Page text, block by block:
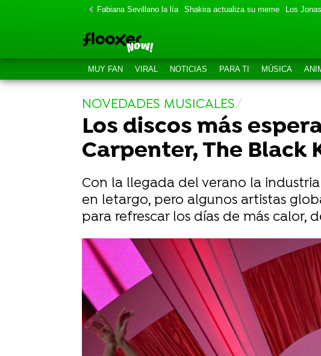
Fabiana Sevillano la lía Shakira actualiza su meme Los
MUY FAN VIRAL NOTICIAS PARA TI MÚSICA
NOVEDADES MUSICALES
Los discos más
Carpenter, The Black
Con la llegada del verano la
en letargo, pero algunos artistas
para refrescar los días de más calor,
Sabrina Carpenter estrena en el Primavera